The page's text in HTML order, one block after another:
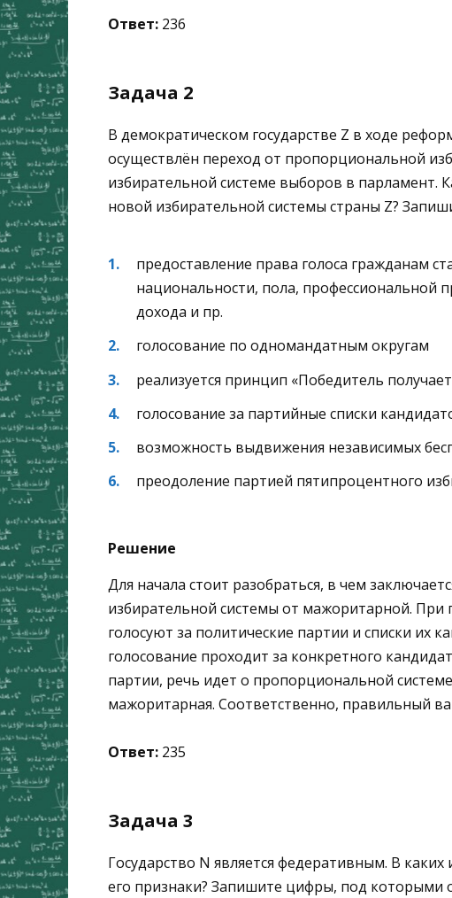
Ответ: 236
Задача 2
В демократическом государстве Z в ходе
осуществлён переход от пропорциональной
избирательной системе выборов в парламент.
новой избирательной системы страны Z?
предоставление права голоса гражданам
национальности, пола, профессиональной
дохода и пр.
голосование по одномандатным округам
реализуется принцип «Победитель
голосование за партийные списки
возможность выдвижения независимых
преодоление партией пятипроцентного
Решение
Для начала стоит разобраться, в чем
избирательной системы от мажоритарной. При
голосуют за политические партии и списки их
голосование проходит за конкретного
партии, речь идет о пропорциональной
мажоритарная. Соответственно, правильный
Ответ: 235
Задача 3
Государство N является федеративным. В
его признаки? Запишите цифры, под которыми